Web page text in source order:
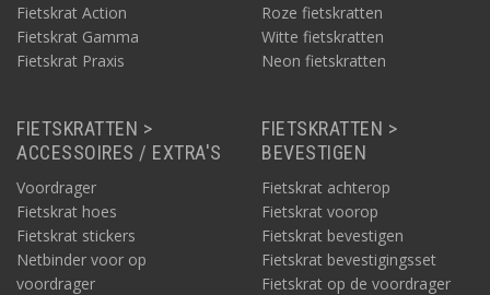
Fietskrat Action
Fietskrat Gamma
Fietskrat Praxis
Roze fietskratten
Witte fietskratten
Neon fietskratten
FIETSKRATTEN >
ACCESSOIRES / EXTRA'S
Voordrager
Fietskrat hoes
Fietskrat stickers
Netbinder voor op
voordrager
FIETSKRATTEN >
BEVESTIGEN
Fietskrat achterop
Fietskrat voorop
Fietskrat bevestigen
Fietskrat bevestigingsset
Fietskrat op de voordrager